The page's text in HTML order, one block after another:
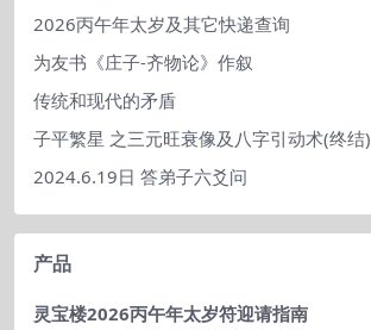
2026丙午年太岁及其它快递查询
为友书《庄子-齐物论》作叙
传统和现代的矛盾
子平繁星 之三元旺衰像及八字引动术(终结)
2024.6.19日 答弟子六爻问
产品
灵宝楼2026丙午年太岁符迎请指南